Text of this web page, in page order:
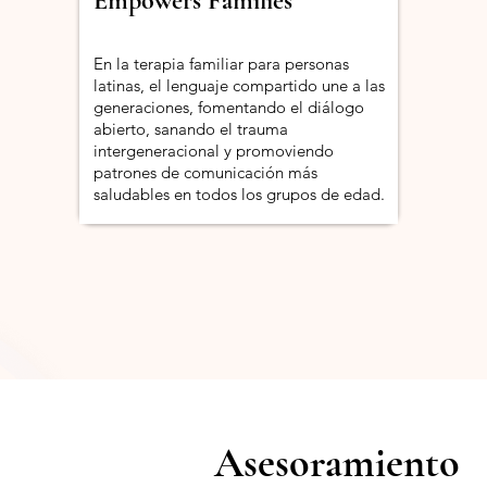
En la terapia familiar para personas
latinas, el lenguaje compartido une a las
generaciones, fomentando el diálogo
abierto, sanando el trauma
intergeneracional y promoviendo
patrones de comunicación más
saludables en todos los grupos de edad.
Asesoramiento